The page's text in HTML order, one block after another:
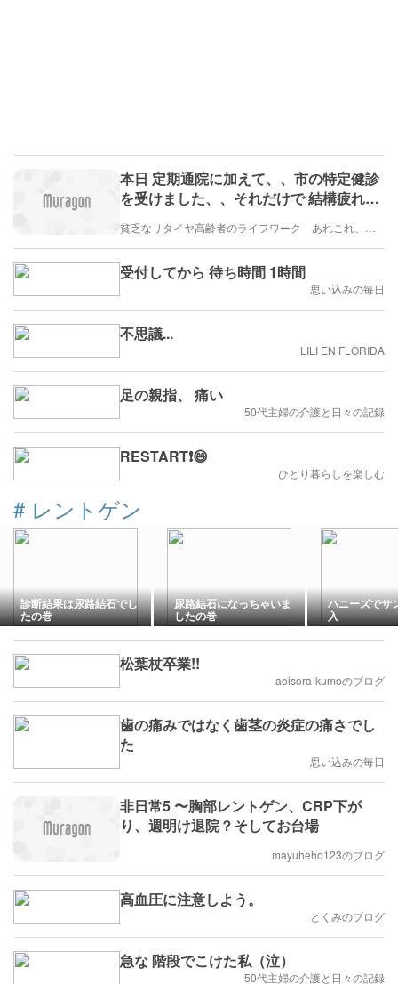
本日 定期通院に加えて、、市の特定健診
を受けました、、それだけで 結構疲れた
受付してから 待ち時間 1時間
思い込みの毎日
不思議...
LILI EN FLORIDA
足の親指、 痛い
50代主婦の介護と日々の記録
RESTART❗️😄
ひとり暮らしを楽しむ
# レントゲン
診断結果は尿路結石でし
たの巻
尿路結石になっちゃいま
したの巻
ハニーズでサ
入
松葉杖卒業!!
aoisora-kumoのブログ
歯の痛みではなく歯茎の炎症の痛さでし
た
思い込みの毎日
非日常5 〜胸部レントゲン、CRP下が
り、週明け退院？そしてお台場
mayuheho123のブログ
高血圧に注意しよう。
とくみのブログ
急な 階段でこけた私（泣）
50代主婦の介護と日々の記録